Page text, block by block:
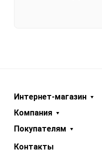
Интернет-магазин
Компания
Покупателям
Контакты